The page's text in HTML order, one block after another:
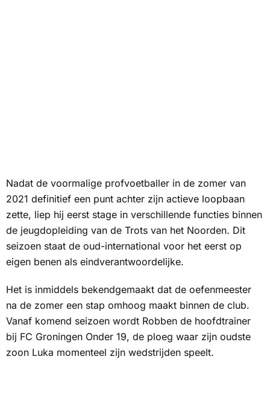
Nadat de voormalige profvoetballer in de zomer van
2021 definitief een punt achter zijn actieve loopbaan
zette, liep hij eerst stage in verschillende functies binnen
de jeugdopleiding van de Trots van het Noorden. Dit
seizoen staat de oud-international voor het eerst op
eigen benen als eindverantwoordelijke.
Het is inmiddels bekendgemaakt dat de oefenmeester
na de zomer een stap omhoog maakt binnen de club.
Vanaf komend seizoen wordt Robben de hoofdtrainer
bij FC Groningen Onder 19, de ploeg waar zijn oudste
zoon Luka momenteel zijn wedstrijden speelt.